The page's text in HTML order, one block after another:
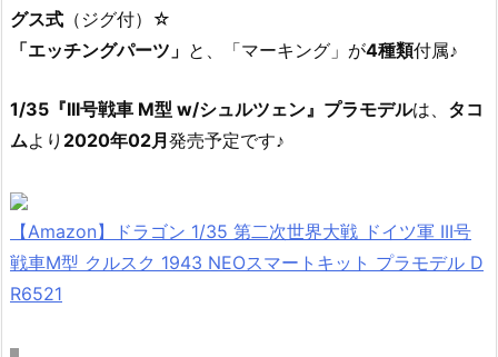
グス式 （ジグ付）☆
「エッチングパーツ」 と、「マーキング」が4種類付属♪
1/35『III号戦車 M型 w/シュルツェン』プラモデルは、 タコ
ムより 2020年02月 発売予定です♪
【Amazon】ドラゴン 1/35 第二次世界大戦 ドイツ軍 III号
戦車M型 クルスク 1943 NEOスマートキット プラモデル D
R6521